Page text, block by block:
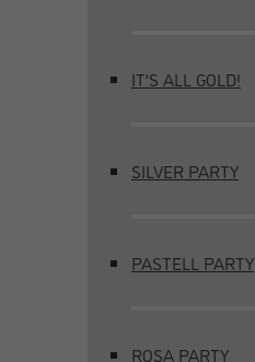
IT’S ALL GOLD!
SILVER PARTY
PASTELL PARTY
ROSA PARTY